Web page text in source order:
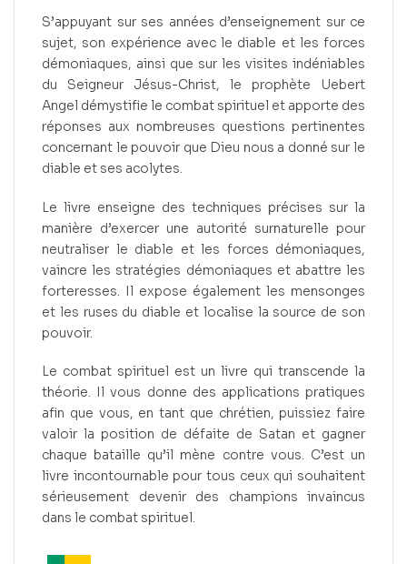
S’appuyant sur ses années d’enseignement sur ce
sujet, son expérience avec le diable et les forces
démoniaques, ainsi que sur les visites indéniables
du Seigneur Jésus-Christ, le prophète Uebert
Angel démystifie le combat spirituel et apporte des
réponses aux nombreuses questions pertinentes
concernant le pouvoir que Dieu nous a donné sur le
diable et ses acolytes.
Le livre enseigne des techniques précises sur la
manière d’exercer une autorité surnaturelle pour
neutraliser le diable et les forces démoniaques,
vaincre les stratégies démoniaques et abattre les
forteresses. Il expose également les mensonges
et les ruses du diable et localise la source de son
pouvoir.
Le combat spirituel est un livre qui transcende la
théorie. Il vous donne des applications pratiques
afin que vous, en tant que chrétien, puissiez faire
valoir la position de défaite de Satan et gagner
chaque bataille qu’il mène contre vous. C’est un
livre incontournable pour tous ceux qui souhaitent
sérieusement devenir des champions invaincus
dans le combat spirituel.